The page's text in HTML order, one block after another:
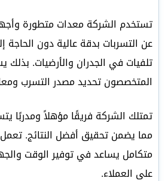
تستخدم الشركة معدات متطورة
عن التسربات بدقة عالية دون الحاجة
تلفيات في الجدران والأرضيات. بذلك
المتخصصون تحديد مصدر التسرب
تمتلك الشركة فريقًا مؤهلاً ومدربًا
مما يضمن تحقيق أفضل النتائج.
متكامل يساعد في توفير الوقت
على العملاء.